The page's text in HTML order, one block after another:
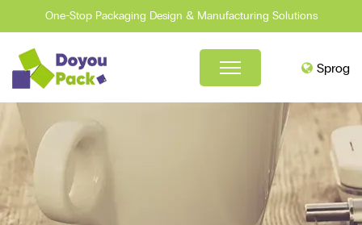
One-Stop Packaging Design & Manufacturing Solutions
Sprog